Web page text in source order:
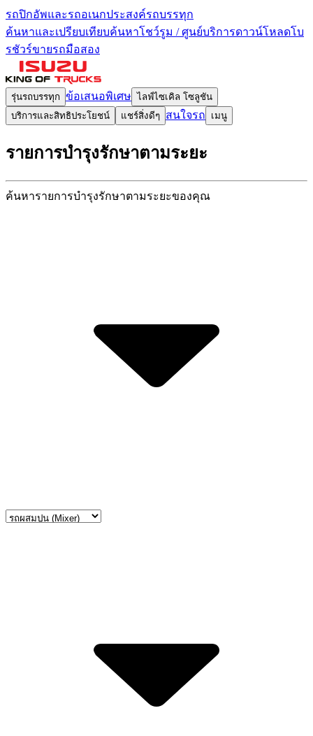
รถปิกอัพและรถอเนกประสงค์รถบรรทุก
ค้นหาและเปรียบเทียบค้นหาโชว์รูม / ศูนย์บริการดาวน์โหลดโบ
รชัวร์ขายรถมือสอง
รุ่นรถบรรทุก ข้อเสนอพิเศษ ไลฟ์ไซเคิล โซลูชัน
บริการและสิทธิประโยชน์
แชร์สิ่งดีๆ สนใจรถ เมนู
รายการบำรุงรักษาตามระยะ
ค้นหารายการบำรุงรักษาตามระยะของคุณ